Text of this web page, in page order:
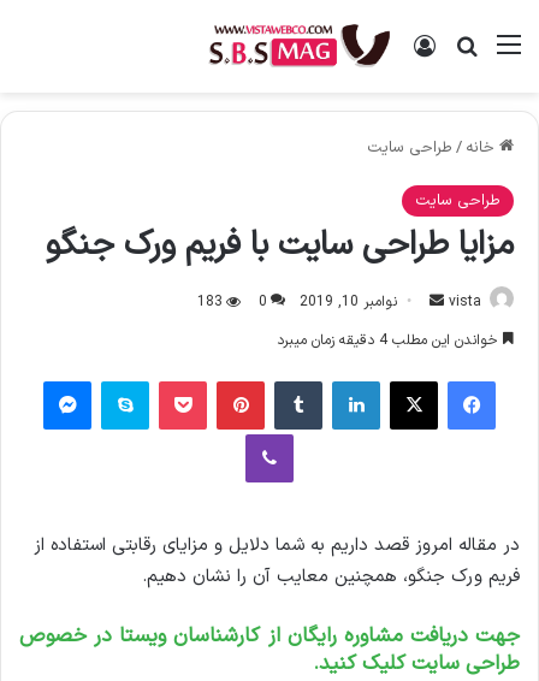
منو جستجو برای
ورود
خانه / طراحی سایت
طراحی سایت
مزایا طراحی سایت با فریم ورک جنگو
vista
ا
ل
ل
نوامبر 10, 2019 0
183
خواندن این مطلب 4 دقیقه زمان میبرد
فیس بوک لینکدین ‫پین‌ترست پاکت اسکایپ
وایبر
در مقاله امروز قصد داریم به شما دلایل و مزایای رقابتی استفاده از
فریم ورک جنگو، همچنین معایب آن را نشان دهیم.
جهت دریافت مشاوره رایگان از کارشناسان ویستا در خصوص
طراحیسایتکلیک کنید.